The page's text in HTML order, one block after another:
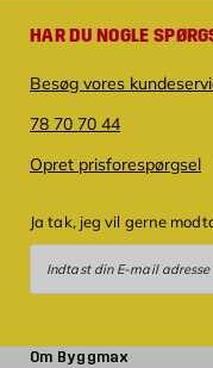
HAR DU NOGLE
Besøg vores
78 70 70 44
Opret prisforespørgsel
Ja tak, jeg vil gerne
Om Byggmax